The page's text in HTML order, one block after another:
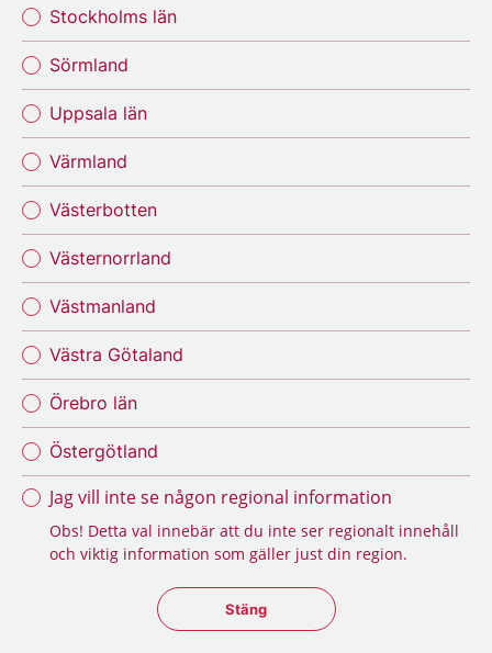
Stockholms län
Sörmland
Uppsala län
Värmland
Västerbotten
Västernorrland
Västmanland
Västra Götaland
Örebro län
Östergötland
Jag vill inte se någon regional information
Obs! Detta val innebär att du inte ser regionalt innehåll
och viktig information som gäller just din region.
Stäng regionsväljaren
Stäng